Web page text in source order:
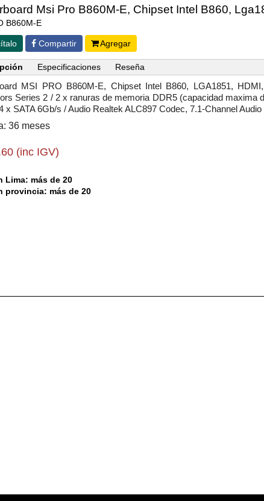
Msi Pro B860M-E, Chipset Intel B860,
B860M-E
Compartir Agregar
Especificaciones Reseña
MSI PRO B860M-E, Chipset Intel B860, LGA1851,
Series 2 / 2 x ranuras de memoria DDR5 (capacidad maxima
x SATA 6Gb/s / Audio Realtek ALC897 Codec, 7.1-Channel
36 meses
(inc IGV)
Lima: más de 20
provincia: más de 20